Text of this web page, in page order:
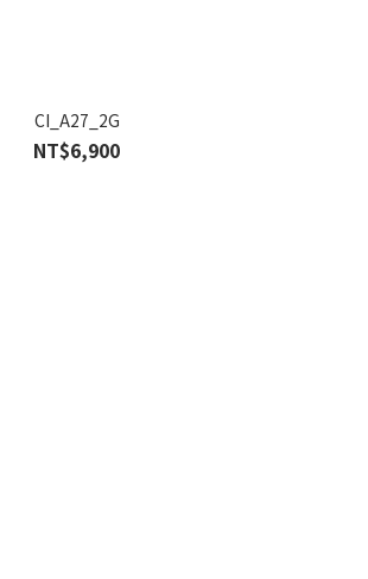
CI_A27_2G
NT$6,900